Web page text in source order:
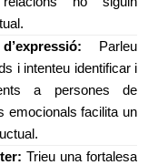
Parleu
i intenteu identificar i
a persones de
emocionals facilita un
Trieu una fortalesa